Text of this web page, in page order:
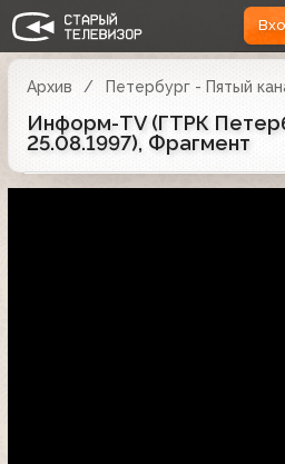
Архив Петербург - Пятый
Информ-TV (ГТРК
25.08.1997), Фрагмент